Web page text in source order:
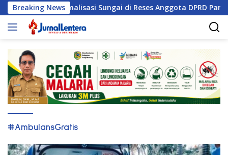
Langsung
ke
konten
Breaking News
Tuntut Normalisasi Sungai di Reses Anggota DPRD Parigi
#AmbulansGratis